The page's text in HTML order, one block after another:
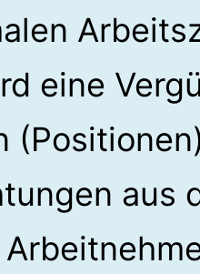
eine
aus